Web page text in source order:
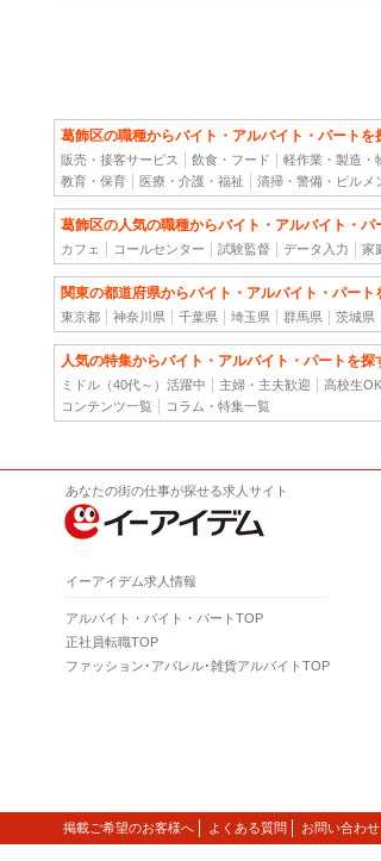
葛飾区の職種からバイト・アルバイト・パートを
販売・接客サービス 飲食・フード 軽作業・製造・
教育・保育
医療・介護・福祉 清掃・警備・ビルメ
葛飾区の人気の職種からバイト・アルバイト・パ
カフェ コールセンター 試験監督 データ入力 家
関東の都道府県からバイト・アルバイト・パート
東京都 神奈川県 千葉県 埼玉県 群馬県 茨城県
人気の特集からバイト・アルバイト・パートを探
ミドル（40代～）活躍中 主婦・主夫歓迎 高校生OK
コンテンツ一覧
コラム・特集一覧
あなたの街の仕事が探せる求人サイト
イーアイデム求人情報
アルバイト・バイト・パートTOP
正社員転職TOP
ファッション･アパレル･雑貨アルバイトTOP
掲載ご希望のお客様へ よくある質問 お問い合わせ